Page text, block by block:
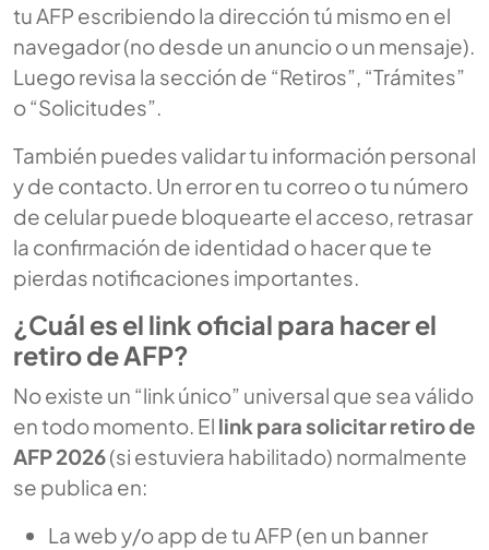
tu AFP escribiendo la dirección tú mismo en el
navegador (no desde un anuncio o un mensaje).
Luego revisa la sección de “Retiros”, “Trámites”
o “Solicitudes”.
También puedes validar tu información personal
y de contacto. Un error en tu correo o tu número
de celular puede bloquearte el acceso, retrasar
la confirmación de identidad o hacer que te
pierdas notificaciones importantes.
¿Cuál es el link oficial para hacer el
retiro de AFP?
No existe un “link único” universal que sea válido
en todo momento. El link para solicitar retiro de
AFP 2026(si estuviera habilitado) normalmente
se publica en:
La web y/o app de tu AFP (en un banner